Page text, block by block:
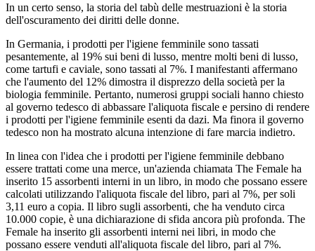
In un certo senso, la storia del tabù delle mestruazioni è la storia
dell'oscuramento dei diritti delle donne.
In Germania, i prodotti per l'igiene femminile sono tassati
pesantemente, al 19% sui beni di lusso, mentre molti beni di lusso,
come tartufi e caviale, sono tassati al 7%. I manifestanti affermano
che l'aumento del 12% dimostra il disprezzo della società per la
biologia femminile. Pertanto, numerosi gruppi sociali hanno chiesto
al governo tedesco di abbassare l'aliquota fiscale e persino di rendere
i prodotti per l'igiene femminile esenti da dazi. Ma finora il governo
tedesco non ha mostrato alcuna intenzione di fare marcia indietro.
In linea con l'idea che i prodotti per l'igiene femminile debbano
essere trattati come una merce, un'azienda chiamata The Female ha
inserito 15 assorbenti interni in un libro, in modo che possano essere
calcolati utilizzando l'aliquota fiscale del libro, pari al 7%, per soli
3,11 euro a copia. Il libro sugli assorbenti, che ha venduto circa
10.000 copie, è una dichiarazione di sfida ancora più profonda. The
Female ha inserito gli assorbenti interni nei libri, in modo che
possano essere venduti all'aliquota fiscale del libro, pari al 7%.